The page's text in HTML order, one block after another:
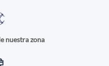
nuestra zona